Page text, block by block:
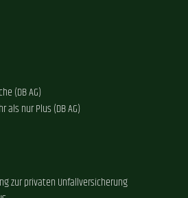
(DB AG)
als nur Plus (DB AG)
zur privaten Unfallversicherung